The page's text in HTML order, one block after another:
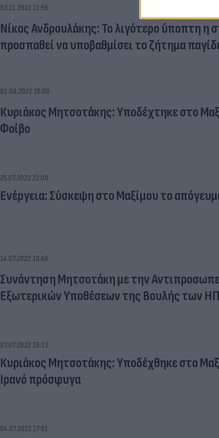
03.11.2022 11:56
Νίκος Ανδρουλάκης: Το λιγότερο ύποπτη η
προσπαθεί να υποβαθμίσει το ζήτημα
01.08.2022 15:00
Κυριάκος Μητσοτάκης: Υποδέχτηκε στο
Φοίβο
25.07.2022 21:09
Ενέργεια: Σύσκεψη στο Μαξίμου το
14.07.2022 10:46
Συνάντηση Μητσοτάκη με την
Εξωτερικών Υποθέσεων της Βουλής των
07.07.2022 19:13
Κυριάκος Μητσοτάκης: Υποδέχθηκε στο
Ιρανό πρόσφυγα
04.07.2022 17:51